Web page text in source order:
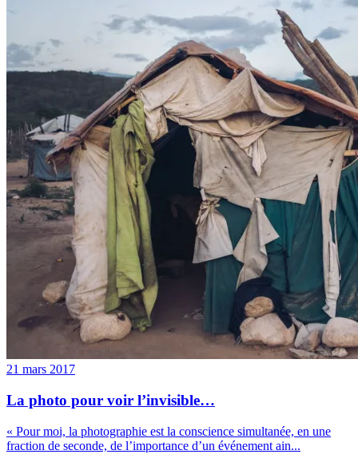
21 mars 2017
La photo pour voir l’invisible…
« Pour moi, la photographie est la conscience simultanée, en une
fraction de seconde, de l’importance d’un événement ain...